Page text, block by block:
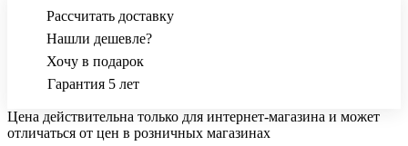
Рассчитать доставку
Нашли дешевле?
Хочу в подарок
Гарантия 5 лет
Цена действительна только для интернет-магазина и может
отличаться от цен в розничных магазинах